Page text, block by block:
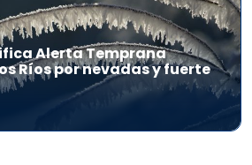
Alerta Temprana
Ríos por nevadas y fuerte